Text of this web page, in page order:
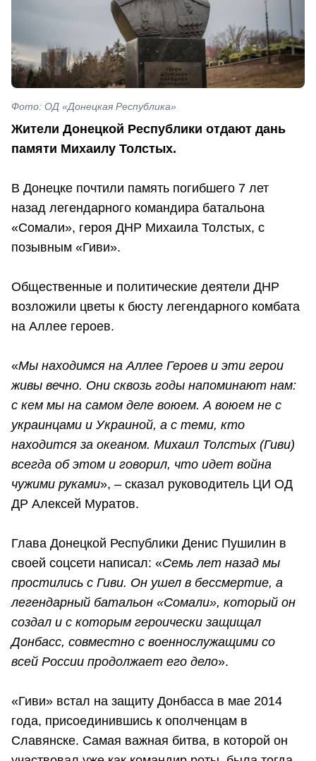
Фото: ОД «Донецкая Республика»
Жители Донецкой Республики отдают дань
памяти Михаилу Толстых.
В Донецке почтили память погибшего 7 лет
назад легендарного командира батальона
«Сомали», героя ДНР Михаила Толстых, с
позывным «Гиви».
Общественные и политические деятели ДНР
возложили цветы к бюсту легендарного комбата
на Аллее героев.
«Мы находимся на Аллее Героев и эти герои
живы вечно. Они сквозь годы напоминают нам:
с кем мы на самом деле воюем. А воюем не с
украинцами и Украиной, а с теми, кто
находится за океаном. Михаил Толстых (Гиви)
всегда об этом и говорил, что идет война
чужими руками», – сказал руководитель ЦИ ОД
ДР Алексей Муратов.
Глава Донецкой Республики Денис Пушилин в
своей соцсети написал: «Семь лет назад мы
простились с Гиви. Он ушел в бессмертие, а
легендарный батальон «Сомали», который он
создал и с которым героически защищал
Донбасс, совместно с военнослужащими со
всей России продолжает его дело».
«Гиви» встал на защиту Донбасса в мае 2014
года, присоединившись к ополченцам в
Славянске. Самая важная битва, в которой он